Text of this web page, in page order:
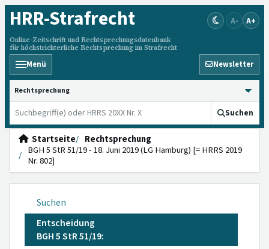
HRR-Strafrecht
Online-Zeitschrift und Rechtsprechungsdatenbank
für höchstrichterliche Rechtsprechung im Strafrecht
A- A+
Menü Newsletter
HRRS durchsuchen
Suchen
Startseite
Rechtsprechung
BGH 5 StR 51/19 - 18. Juni 2019 (LG Hamburg) [= HRRS 2019
Nr. 802]
Suchen
Entscheidung
BGH 5 StR 51/19: